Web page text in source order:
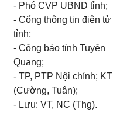
- Phó CVP UBND tỉnh;
- Cổng thông tin điện tử
tỉnh;
- Công báo tỉnh Tuyên
Quang;
- TP, PTP Nội chính; KT
(Cường, Tuân);
- Lưu: VT, NC (Thg).